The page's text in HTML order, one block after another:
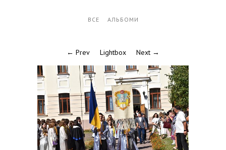
ВСЕ АЛЬБОМИ
← Prev Lightbox Next →